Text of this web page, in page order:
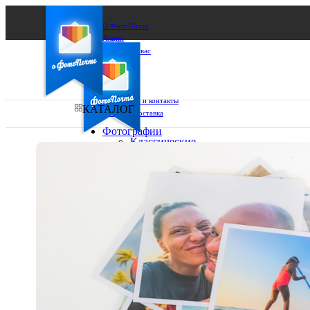
О ФотоПочте
Акции
Сделаем за вас
Бизнесу
FAQ
Франшиза
Поддержка и контакты
Оплата и доставка
Выберите из списка:
КАТАЛОГ
Фотографии
Классические
10х15
15х15
15х20
20х20
20х30
30х30
30х40
Фото
в